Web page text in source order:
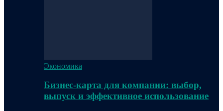
Экономика
Бизнес-карта для компании: выбор,
выпуск и эффективное использование